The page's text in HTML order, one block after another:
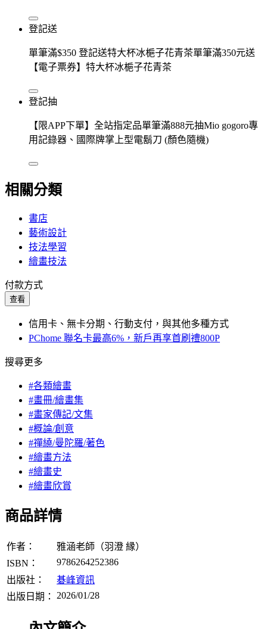
登記送
單筆滿$350 登記送特大杯冰梔子花青茶單筆滿350元送
【電子票券】特大杯冰梔子花青茶
登記抽
【限APP下單】全站指定品單筆滿888元抽Mio gogoro專
用記錄器、國際牌掌上型電鬍刀 (顏色隨機)
相關分類
書店
藝術設計
技法學習
繪畫技法
付款方式
查看
信用卡、無卡分期、行動支付，與其他多種方式
PChome 聯名卡最高6%，新戶再享首刷禮800P
搜尋更多
#各類繪畫
#畫冊/繪畫集
#畫家傳記/文集
#概論/創意
#禪繞/曼陀羅/著色
#繪畫方法
#繪畫史
#繪畫欣賞
商品詳情
作者：
雅涵老師（羽澄 縁）
ISBN：
9786264252386
出版社：
碁峰資訊
出版日期：
2026/01/28